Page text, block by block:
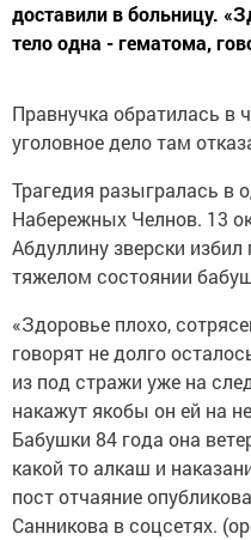
доставили в больницу.
тело одна - гематома,
Правнучка обратилась в
уголовное дело там
Трагедия разыгралась в
Набережных Челнов. 13
Абдуллину зверски избил
тяжелом состоянии
«Здоровье плохо,
говорят не долго
из под стражи уже на
накажут якобы он ей на
Бабушки 84 года она
какой то алкаш и
пост отчаяние
Санникова в соцсетях.